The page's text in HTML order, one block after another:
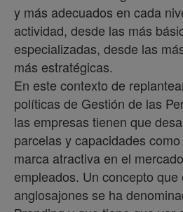
y más adecuados en cada
actividad, desde las más
especializadas, desde las
más estratégicas.
En este contexto de
políticas de Gestión de las
las empresas tienen que
parcelas y capacidades
marca atractiva en el
empleados. Un concepto
anglosajones se ha